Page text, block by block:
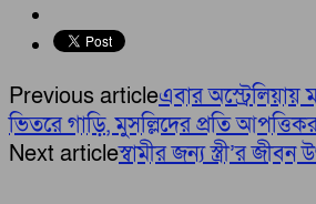
Previous articleএবার অস্ট্রেলিয়ায়
ভিতরে গাড়ি, মুসল্লিদের প্রতি
Next articleস্বামীর জন্য স্ত্রী’র